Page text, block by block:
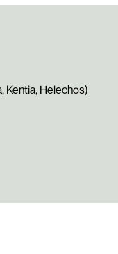
Kentia, Helechos)